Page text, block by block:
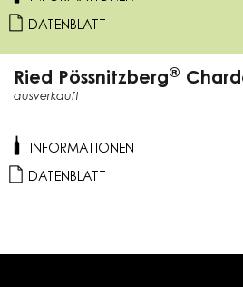
DATENBLATT
Ried Pössnitzberg®
ausverkauft
INFORMATIONEN
DATENBLATT